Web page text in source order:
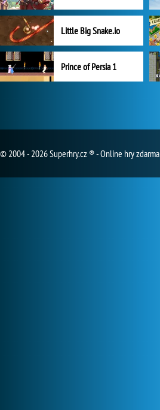
Little Big Snake.io
Prince of Persia 1
© 2004 - 2026 Superhry.cz ® - Online hry zdarma